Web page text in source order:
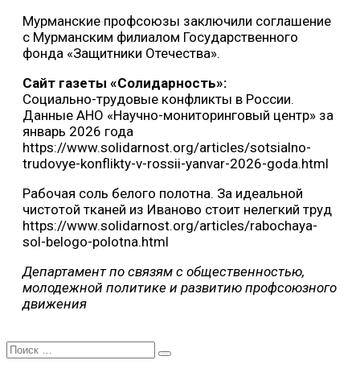
Мурманские профсоюзы заключили соглашение
с Мурманским филиалом Государственного
фонда «Защитники Отечества».
Сайт газеты «Солидарность»:
Социально-трудовые конфликты в России.
Данные АНО «Научно-мониторинговый центр» за
январь 2026 года
https://www.solidarnost.org/articles/sotsialno-
trudovye-konflikty-v-rossii-yanvar-2026-goda.html
Рабочая соль белого полотна. За идеальной
чистотой тканей из Иваново стоит нелегкий труд
https://www.solidarnost.org/articles/rabochaya-
sol-belogo-polotna.html
Департамент по связям с общественностью,
молодежной политике и развитию профсоюзного
движения